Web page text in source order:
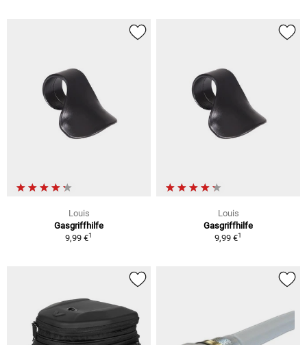
Louis
Gasgriffhilfe
9,99 €1
Louis
Gasgriffhilfe
9,99 €1